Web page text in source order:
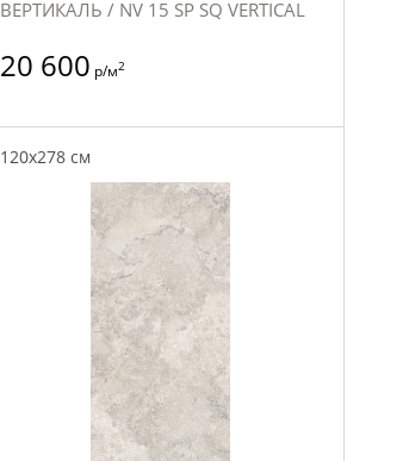
ВЕРТИКАЛЬ / NV 15 SP SQ VERTICAL
20 600 р/м2
120x278 см